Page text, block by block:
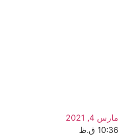
مارس 4, 2021
10:36 ق.ظ